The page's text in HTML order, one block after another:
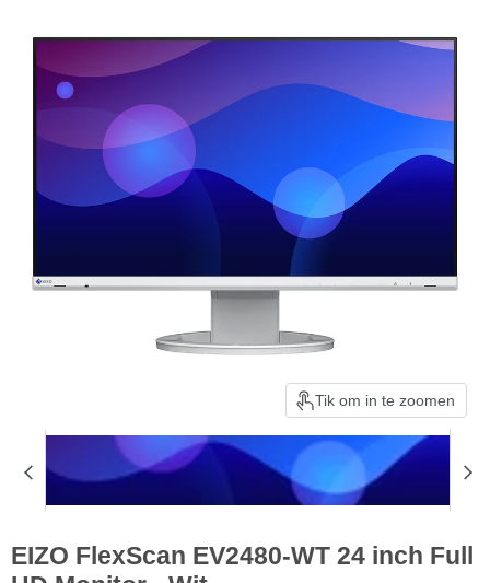
Tik om in te zoomen
EIZO FlexScan EV2480-WT 24 inch Full